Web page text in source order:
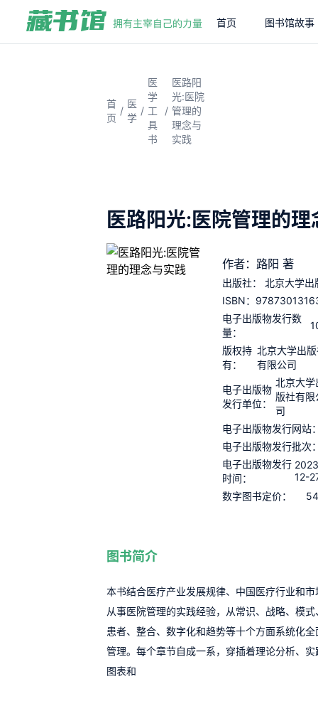
首页 图书馆故事
首
页
/
医
学
/
医
学
工
具
书
/
医路阳
光:医院
管理的
理念与
实践
医路阳光:医院管理的理
作者：路阳 著
出版社：
北京大学出
ISBN：
电子出版物发行数
量：
版权持
有：
北京大学出
有限公司
电子出版物
发行单位：
北京大学
版社有限
司
电子出版物发行网站
电子出版物发行批次
电子出版物发行
时间：
12-
数字图书定价：
图书简介
本书结合医疗产业发展规律、中国医疗行业和
从事医院管理的实践经验，从常识、战略、模
患者、整合、数字化和趋势等十个方面系统化
管理。每个章节自成一系，穿插着理论分析、
图表和